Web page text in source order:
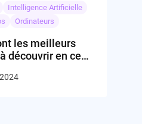
Intelligence Artificielle
Ordinateurs
les meilleurs
découvrir en ce